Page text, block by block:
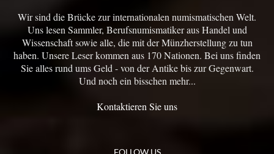
Wir sind die Brücke zur internationalen numismatischen Welt.
Uns lesen Sammler, Berufsnumismatiker aus Handel und
Wissenschaft sowie alle, die mit der Münzherstellung zu tun
haben. Unsere Leser kommen aus 170 Nationen. Bei uns finden
Sie alles rund ums Geld - von der Antike bis zur Gegenwart.
Und noch ein bisschen mehr...
Kontaktieren Sie uns
FOLLOW US